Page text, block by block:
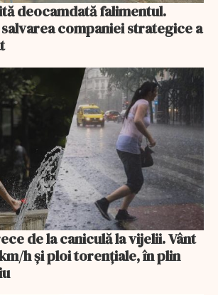
deocamdată falimentul.
companiei strategice a
de la caniculă la vijelii. Vânt
h și ploi torențiale, în plin